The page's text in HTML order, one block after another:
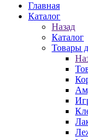
Главная
Каталог
Назад
Каталог
Товары